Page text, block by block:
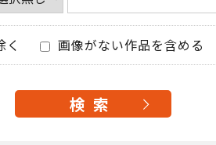
く 画像がない作品を含める